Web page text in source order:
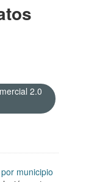
2.0
municipio